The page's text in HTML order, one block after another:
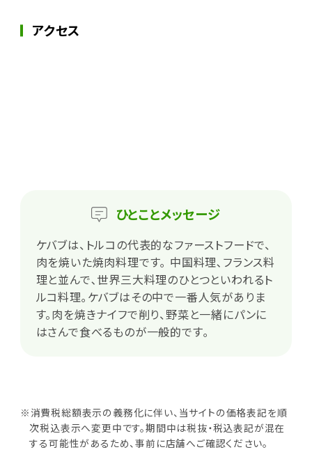
アクセス
ひとことメッセージ
ケバブは、トルコの代表的なファーストフードで、
肉を焼いた焼肉料理です｡ 中国料理､フランス料
理と並んで､世界三大料理のひとつといわれるト
ルコ料理｡ケバブはその中で一番人気がありま
す。肉を焼きナイフで削り、野菜と一緒にパンに
はさんで食べるものが一般的です｡
※消費税総額表示の義務化に伴い、当サイトの価格表記を順
次税込表示へ変更中です。期間中は税抜・税込表記が混在
する可能性があるため、事前に店舗へご確認ください。